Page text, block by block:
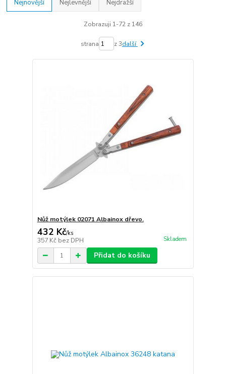
Nejnovější Nejlevnější Nejdražší
Zobrazuji 1-72 z 146
strana z 3další
Nůž motýlek 02071 Albainox dřevo.
432 Kč/ks
357 Kč bez DPH Skladem
Přidat do košíku